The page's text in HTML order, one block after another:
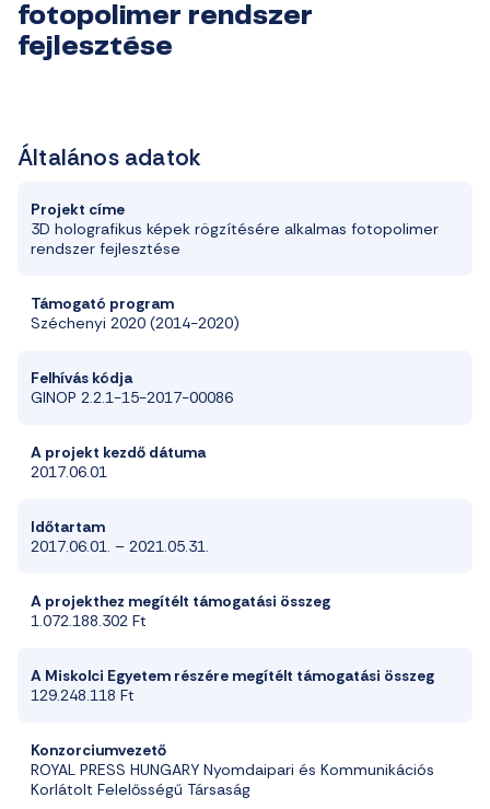
fotopolimer rendszer
fejlesztése
Általános adatok
Projekt címe
3D holografikus képek rögzítésére alkalmas fotopolimer
rendszer fejlesztése
Támogató program
Széchenyi 2020 (2014-2020)
Felhívás kódja
GINOP 2.2.1-15-2017-00086
A projekt kezdő dátuma
2017.06.01
Időtartam
2017.06.01 . – 2021.05.31.
A projekthez megítélt támogatási összeg
1 072 188 302 Ft
A Miskolci Egyetem részére megítélt támogatási összeg
129248 118 Ft
Konzorciumvezető
ROYAL PRESS HUNGARY Nyomdaipari és Kommunikációs
Korlátolt Felelősségű Társaság